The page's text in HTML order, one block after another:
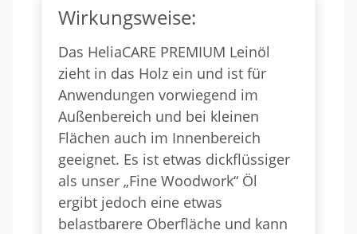
Wirkungsweise:
Das HeliaCARE PREMIUM Leinöl
zieht in das Holz ein und ist für
Anwendungen vorwiegend im
Außenbereich und bei kleinen
Flächen auch im Innenbereich
geeignet. Es ist etwas dickflüssiger
als unser „Fine Woodwork“ Öl
ergibt jedoch eine etwas
belastbarere Oberfläche und kann